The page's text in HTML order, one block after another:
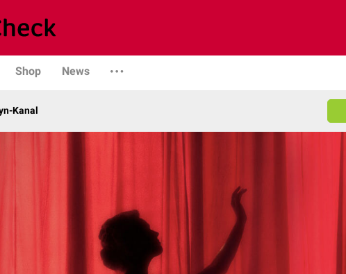
Shop News
Kanal